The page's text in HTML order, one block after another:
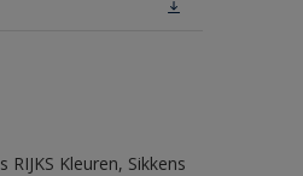
Kleuren, Sikkens